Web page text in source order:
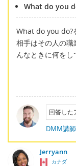
What do you
What do you do?
相手はその人の
んなときに何をし
回答した
DMM講
Jerryann
カナダ